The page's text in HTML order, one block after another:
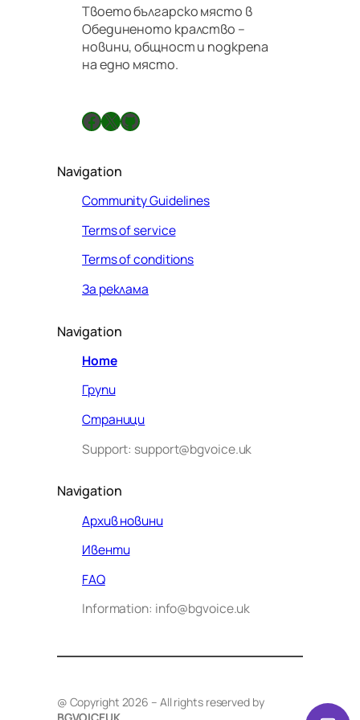
Твоето българско място в
Обединеното кралство –
новини, общност и подкрепа
на едно място.
Facebook X GitHub
Navigation
Community Guidelines
Terms of service
Terms of conditions
За реклама
Navigation
Home
Групи
Страници
Support: support@bgvoice.uk
Navigation
Архив новини
Ивенти
FAQ
Information: info@bgvoice.uk
@ Copyright 2026 – All rights reserved by
VOICE UK. С какво мога да